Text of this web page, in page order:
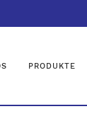
PRODUKTE